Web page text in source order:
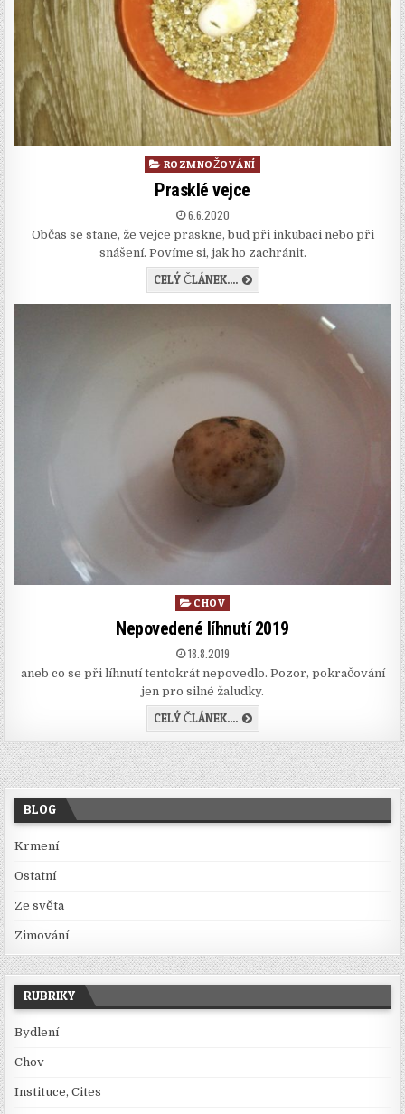
Posted
ROZMNOŽOVÁNÍ
Prasklé vejce
PUBLISHED
DATE:
6.6.2020
Občas se stane, že vejce praskne, buď při inkubaci nebo při
snášení. Povíme si, jak ho zachránit.
CELÝ ČLÁNEK.... PRASKLÉ
VEJCE
Posted
in
CHOV
Nepovedené líhnutí 2019
PUBLISHED
DATE:
18.8.2019
aneb co se při líhnutí tentokrát nepovedlo. Pozor, pokračování
jen pro silné žaludky.
CELÝ ČLÁNEK.... NEPOVEDENÉ
LÍHNUTÍ
2019
BLOG
Krmení
Ostatní
Ze světa
Zimování
RUBRIKY
Bydlení
Chov
Instituce, Cites